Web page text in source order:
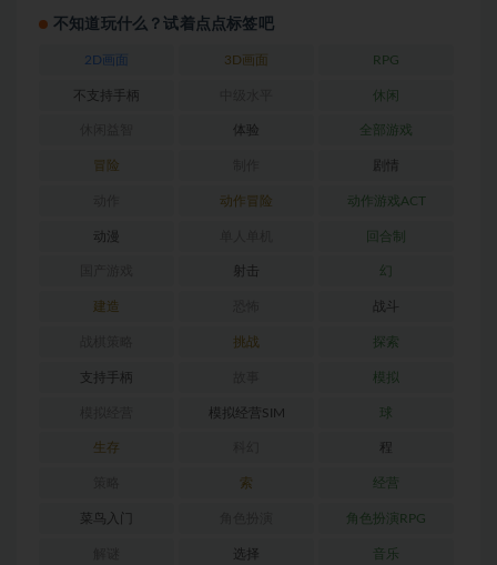
不知道玩什么？试着点点标签吧
2D画面 3D画面 RPG
不支持手柄 休闲
体验 全部游戏
冒险 剧情
动作冒险 动作游戏ACT
动漫 回合制
射击 幻
建造 战斗
挑战 探索
支持手柄 模拟
模拟经营SIM 球
生存 程
索 经营
菜鸟入门 角色扮演RPG
选择 音乐